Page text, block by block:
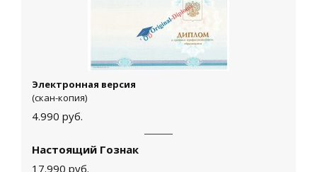
Электронная версия
(скан-копия)
4.990 руб.
Настоящий Гознак
17.990 руб.